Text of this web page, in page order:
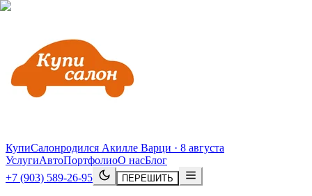
КупиСалонродился Акилле Варци · 8 августа
УслугиАвтоПортфолиоО насБлог
+7 (903) 589-26-95
ПЕРЕШИТЬ